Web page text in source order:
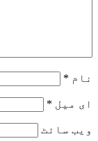
نام *
ای میل *
ویب‌ سائٹ